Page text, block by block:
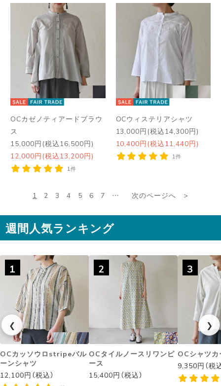
OCカゼノティアードブラウ
ス
15,000円(税込16,500円)
12,000円(税込13,200円)
1件
OCウィステリアシャツ
13,000円(税込14,300円)
10,400円(税込11,440円)
1件
1 2 3 4 5 6 7 … 次のページへ
週間人気ランキング
❮
1
OCカッソウロstripeバル
ーンシャツ
12,100円（税込）
2
OCタイルノースリワンピ
ース
15,400円（税込）
3
OCシャツ
9,350円（税
❯